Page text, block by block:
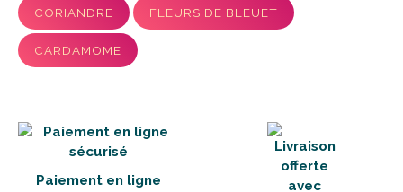
CORIANDRE FLEURS DE BLEUET
CARDAMOME
Paiement en ligne